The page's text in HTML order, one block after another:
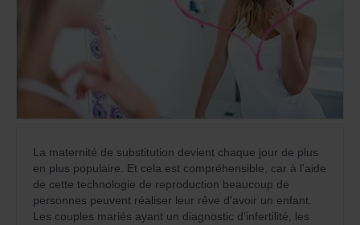
La maternité de substitution devient chaque jour de plus
en plus populaire. Et cela est compréhensible, car à l'aide
de cette technologie de reproduction beaucoup de
personnes peuvent réaliser leur rêve d'avoir un enfant.
Les couples mariés ayant un diagnostic d'infertilité, les